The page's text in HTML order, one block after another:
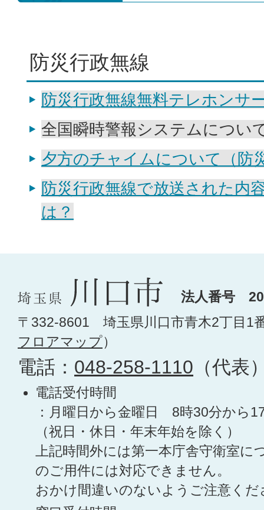
防災行政無線
防災行政無線無料テレホンサ
全国瞬時警報システムについ
夕方のチャイムについて（防
防災行政無線で放送された内
は？
法人番号
〒332-8601 埼玉県川口市青木2丁目1
フロアマップ）
電話： 048-258-1110 （代表
電話受付時間
：月曜日から金曜日 8時30分から
（祝日・休日・年末年始を除く）
上記時間外には第一本庁舎守衛室に
のご用件には対応できません。
おかけ間違いのないようご注意くだ